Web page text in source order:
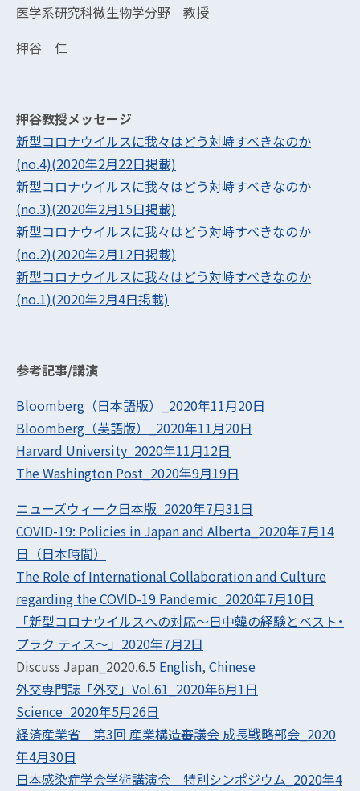
医学系研究科微生物学分野 教授
押谷 仁
押谷教授メッセージ
新型コロナウイルスに我々はどう対峙すべきなのか
(no.4)(2020年2月22日掲載)
新型コロナウイルスに我々はどう対峙すべきなのか
(no.3)(2020年2月15日掲載)
新型コロナウイルスに我々はどう対峙すべきなのか
(no.2)(2020年2月12日掲載)
新型コロナウイルスに我々はどう対峙すべきなのか
(no.1)(2020年2月4日掲載)
参考記事/講演
Bloomberg（日本語版）_2020年11月20日
Bloomberg（英語版）_2020年11月20日
Harvard University_2020年11月12日
The Washington Post_2020年9月19日
ニューズウィーク日本版_2020年7月31日
COVID-19: Policies in Japan and Alberta_2020年7月14
日（日本時間）
The Role of International Collaboration and Culture
regarding the COVID-19 Pandemic_2020年7月10日
「新型コロナウイルスへの対応～日中韓の経験とベスト･
プラク ティス～」2020年7月2日
Discuss Japan_2020.6.5 English, Chinese
外交専門誌「外交」Vol.61_2020年6月1日
Science_2020年5月26日
経済産業省 第3回 産業構造審議会 成長戦略部会_2020
年4月30日
日本感染症学会学術講演会 特別シンポジウム_2020年4